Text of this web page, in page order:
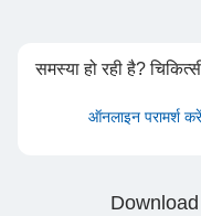
समस्या हो रही है?
ऑनलाइन परामर्श करें